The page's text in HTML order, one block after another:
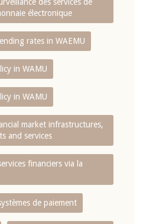
électronique
rates in WAEMU
in WAMU
in WAMU
market infrastructures,
and services
financiers via la
de paiement